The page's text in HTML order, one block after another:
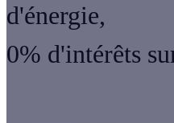
d'énergie,
0% d'intérêts